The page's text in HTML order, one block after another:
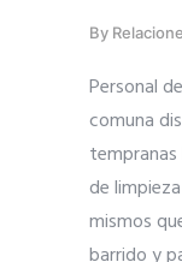
By
Personal
comuna
de
mismos
barrido y